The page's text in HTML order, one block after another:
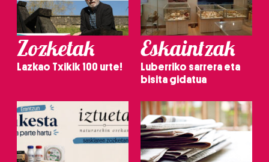
Zozketak
Lazkao Txikik 100 urte!
Eskaintzak
Luberriko sarrera eta
bisita gidatua